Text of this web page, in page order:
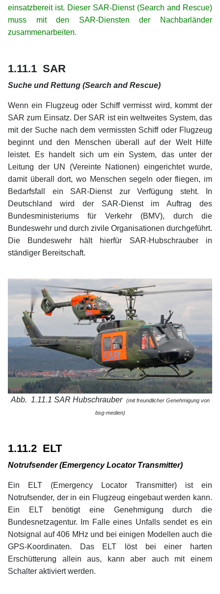
einsatzbereit ist. Dieser SAR-Dienst (Search and Rescue)
muss mit den SAR-Diensten der Nachbarländer
zusammenarbeiten.
1.11.1 SAR
Suche und Rettung (Search and Rescue)
Wenn ein Flugzeug oder Schiff vermisst wird, kommt der
SAR zum Einsatz. Der SAR ist ein weltweites System, das
mit der Suche nach dem vermissten Schiff oder Flugzeug
beginnt und den Menschen überall auf der Welt Hilfe
leistet. Es handelt sich um ein System, das unter der
Leitung der UN (Vereinte Nationen) eingerichtet wurde,
damit überall dort, wo Menschen segeln oder fliegen, im
Bedarfsfall ein SAR-Dienst zur Verfügung steht. In
Deutschland wird der SAR-Dienst im Auftrag des
Bundesministeriums für Verkehr (BMV), durch die
Bundeswehr und durch zivile Organisationen durchgeführt.
Die Bundeswehr hält hierfür SAR-Hubschrauber in
ständiger Bereitschaft.
Abb. 1.11.1 SAR Hubschrauber (mit freundlicher Genehmigung von
bsg-medien)
1.11.2 ELT
Notrufsender (Emergency Locator Transmitter)
Ein ELT (Emergency Locator Transmitter) ist ein
Notrufsender, der in ein Flugzeug eingebaut werden kann.
Ein ELT benötigt eine Genehmigung durch die
Bundesnetzagentur. Im Falle eines Unfalls sendet es ein
Notsignal auf 406 MHz und bei einigen Modellen auch die
GPS-Koordinaten. Das ELT löst bei einer harten
Erschütterung allein aus, kann aber auch mit einem
Schalter aktiviert werden.